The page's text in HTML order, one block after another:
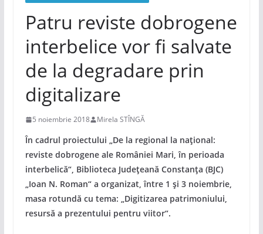
Patru reviste dobrogene
interbelice vor fi salvate
de la degradare prin
digitalizare
5 noiembrie 2018 Mirela STÎNGĂ
În cadrul proiectului „De la regional la național:
reviste dobrogene ale României Mari, în perioada
interbelică“, Biblioteca Județeană Constanța (BJC)
„Ioan N. Roman“ a organizat, între 1 și 3 noiembrie,
masa rotundă cu tema: „Digitizarea patrimoniului,
resursă a prezentului pentru viitor“.